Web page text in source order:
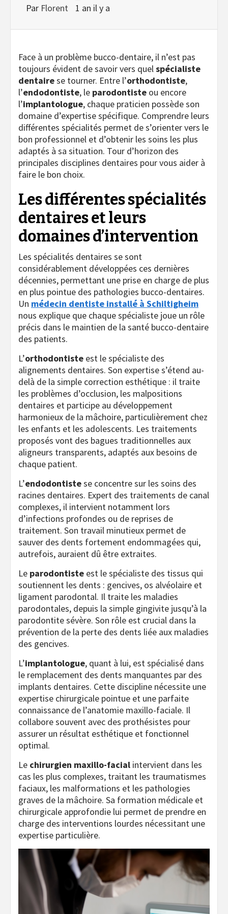
Par Florent 1 an il y a
Face à un problème bucco-dentaire, il n’est pas
toujours évident de savoir vers quelspécialiste
dentairese tourner. Entre l’orthodontiste,
l’endodontiste, le parodontiste ou encore
l’implantologue, chaque praticien possède son
domaine d’expertise spécifique. Comprendre leurs
différentes spécialités permet de s’orienter vers le
bon professionnel et d’obtenir les soins les plus
adaptés à sa situation. Tour d’horizon des
principales disciplines dentaires pour vous aider à
faire le bon choix.
Les différentes spécialités
dentaires et leurs
domaines d’intervention
Les spécialités dentaires se sont
considérablement développées ces dernières
décennies, permettant une prise en charge de plus
en plus pointue des pathologies bucco-dentaires.
Un médecin dentiste installé à Schiltigheim
nous explique que chaque spécialiste joue un rôle
précis dans le maintien de la santé bucco-dentaire
des patients.
L’orthodontiste est le spécialiste des
alignements dentaires. Son expertise s’étend au-
delà de la simple correction esthétique : il traite
les problèmes d’occlusion, les malpositions
dentaires et participe au développement
harmonieux de la mâchoire, particulièrement chez
les enfants et les adolescents. Les traitements
proposés vont des bagues traditionnelles aux
aligneurs transparents, adaptés aux besoins de
chaque patient.
L’endodontistese concentre sur les soins des
racines dentaires. Expert des traitements de canal
complexes, il intervient notamment lors
d’infections profondes ou de reprises de
traitement. Son travail minutieux permet de
sauver des dents fortement endommagées qui,
autrefois, auraient dû être extraites.
Le parodontiste est le spécialiste des tissus qui
soutiennent les dents : gencives, os alvéolaire et
ligament parodontal. Il traite les maladies
parodontales, depuis la simple gingivite jusqu’à la
parodontite sévère. Son rôle est crucial dans la
prévention de la perte des dents liée aux maladies
des gencives.
L’implantologue, quant à lui, est spécialisé dans
le remplacement des dents manquantes par des
implants dentaires. Cette discipline nécessite une
expertise chirurgicale pointue et une parfaite
connaissance de l’anatomie maxillo-faciale. Il
collabore souvent avec des prothésistes pour
assurer un résultat esthétique et fonctionnel
optimal.
Le chirurgien maxillo-facial intervient dans les
cas les plus complexes, traitant les traumatismes
faciaux, les malformations et les pathologies
graves de la mâchoire. Sa formation médicale et
chirurgicale approfondie lui permet de prendre en
charge des interventions lourdes nécessitant une
expertise particulière.